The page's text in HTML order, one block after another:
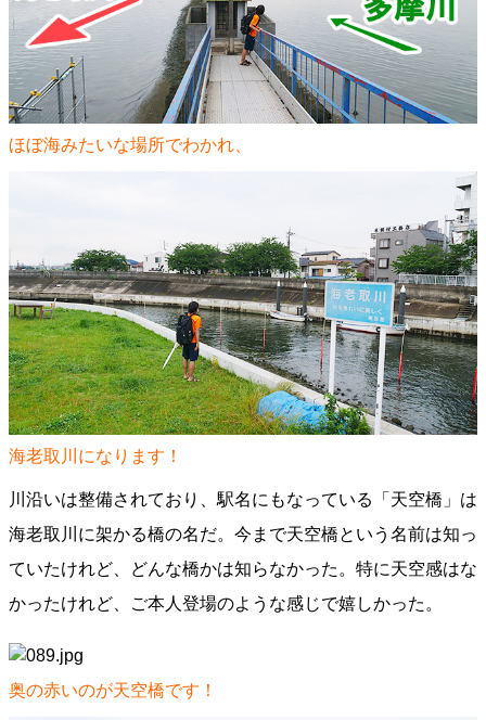
ほぼ海みたいな場所でわかれ、
海老取川になります！
川沿いは整備されており、駅名にもなっている「天空橋」は
海老取川に架かる橋の名だ。今まで天空橋という名前は知っ
ていたけれど、どんな橋かは知らなかった。特に天空感はな
かったけれど、ご本人登場のような感じで嬉しかった。
奥の赤いのが天空橋です！